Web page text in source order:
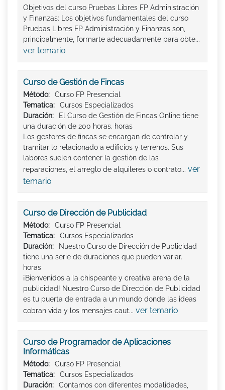
Objetivos del curso Pruebas Libres FP Administración
y Finanzas: Los objetivos fundamentales del curso
Pruebas Libres FP Administración y Finanzas son,
principalmente, formarte adecuadamente para obte...
ver temario
Curso de Gestión de Fincas
Método:
Curso FP Presencial
Tematica:
Cursos Especializados
Duración:
El Curso de Gestión de Fincas Online tiene
una duración de 200 horas. horas
Los gestores de fincas se encargan de controlar y
tramitar lo relacionado a edificios y terrenos. Sus
labores suelen contener la gestión de las
reparaciones, el arreglo de alquileres o contrato... ver
temario
Curso de Dirección de Publicidad
Método:
Curso FP Presencial
Tematica:
Cursos Especializados
Duración:
Nuestro Curso de Dirección de Publicidad
tiene una serie de duraciones que pueden variar.
horas
¡Bienvenidos a la chispeante y creativa arena de la
publicidad! Nuestro Curso de Dirección de Publicidad
es tu puerta de entrada a un mundo donde las ideas
cobran vida y los mensajes caut... ver temario
Curso de Programador de Aplicaciones
Informáticas
Método:
Curso FP Presencial
Tematica:
Cursos Especializados
Duración:
Contamos con diferentes modalidades,